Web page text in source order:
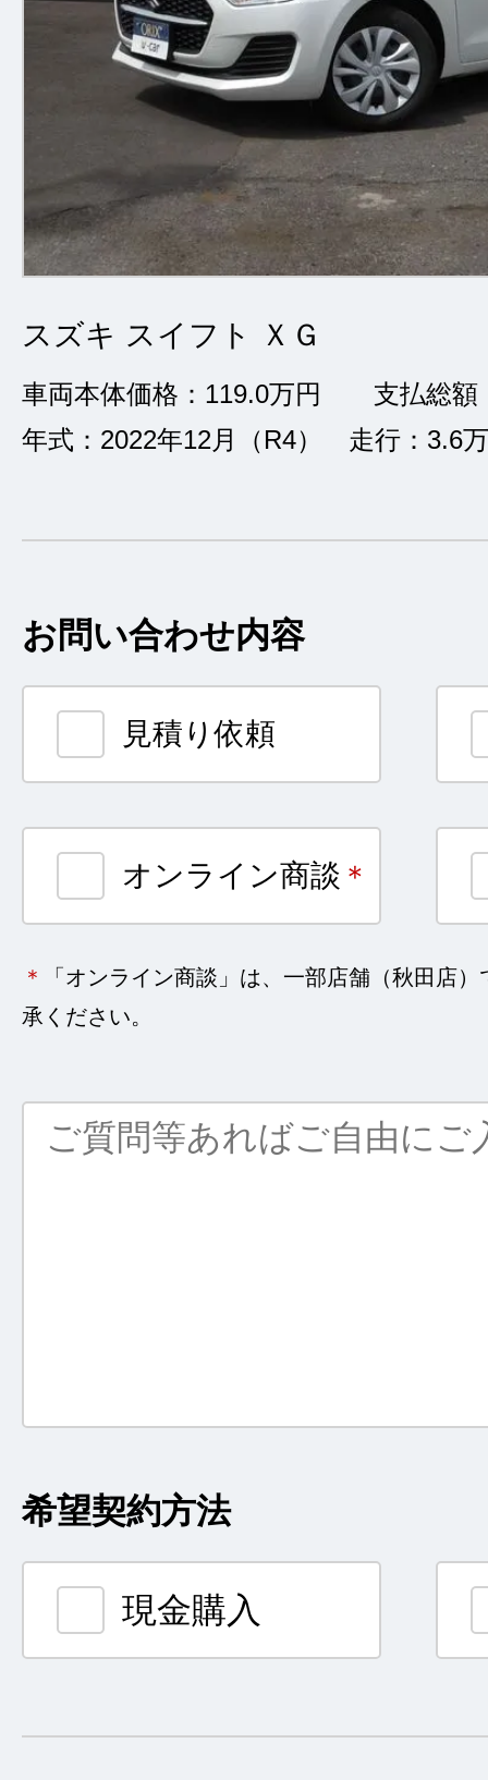
スズキ スイフト ＸＧ
車両本体価格：119.0万円 支払総額
年式：2022年12月（R4） 走行：3.6
お問い合わせ内容
見積り依頼
オンライン商談 ＊
＊
「オンライン商談」は、一部店舗（秋田店
承ください。
希望契約方法
現金購入